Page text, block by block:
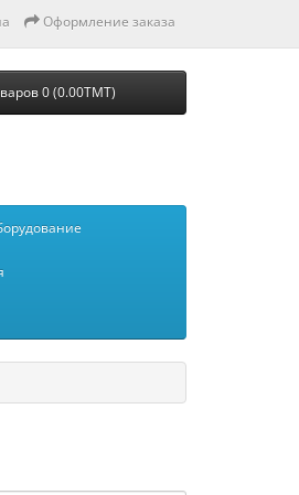
Оформление заказа
0 (0.00TMT)